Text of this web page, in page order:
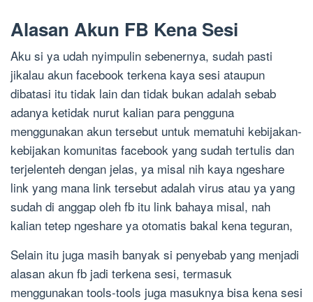
Alasan Akun FB Kena Sesi
Aku si ya udah nyimpulin sebenernya, sudah pasti
jikalau akun facebook terkena kaya sesi ataupun
dibatasi itu tidak lain dan tidak bukan adalah sebab
adanya ketidak nurut kalian para pengguna
menggunakan akun tersebut untuk mematuhi kebijakan-
kebijakan komunitas facebook yang sudah tertulis dan
terjelenteh dengan jelas, ya misal nih kaya ngeshare
link yang mana link tersebut adalah virus atau ya yang
sudah di anggap oleh fb itu link bahaya misal, nah
kalian tetep ngeshare ya otomatis bakal kena teguran,
Selain itu juga masih banyak si penyebab yang menjadi
alasan akun fb jadi terkena sesi, termasuk
menggunakan tools-tools juga masuknya bisa kena sesi